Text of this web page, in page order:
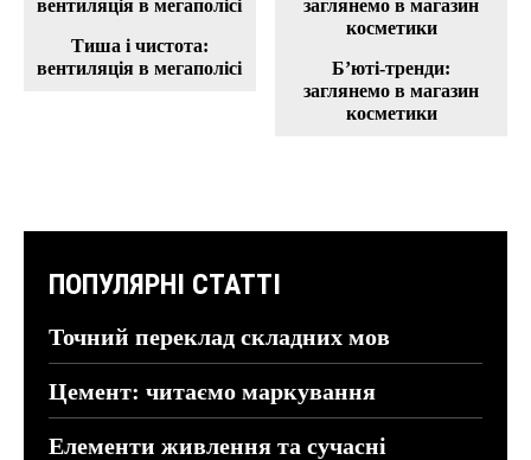
Тиша і чистота:
вентиляція в мегаполісі
Б’юті-тренди:
заглянемо в магазин
косметики
ПОПУЛЯРНІ СТАТТІ
Точний переклад складних мов
Цемент: читаємо маркування
Елементи живлення та сучасні